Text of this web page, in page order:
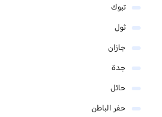
تبوك
ثول
جازان
جدة
حائل
حفر الباطن